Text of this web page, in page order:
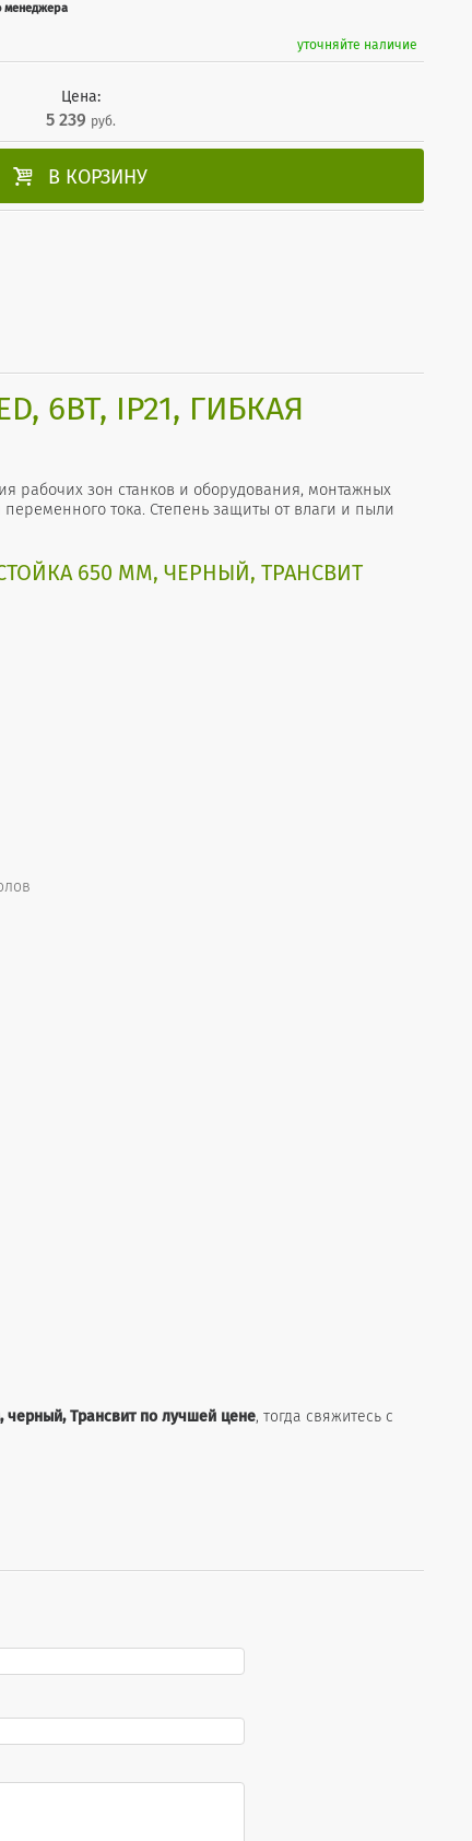
менеджера
уточняйте наличие
Цена:
5 239 руб.
 В КОРЗИНУ
6ВТ, IP21, ГИБКАЯ
рабочих зон станков и оборудования, монтажных
тока. Степень защиты от влаги и пыли
650 ММ, ЧЕРНЫЙ, ТРАНСВИТ
черный, Трансвит по лучшей цене, тогда свяжитесь с